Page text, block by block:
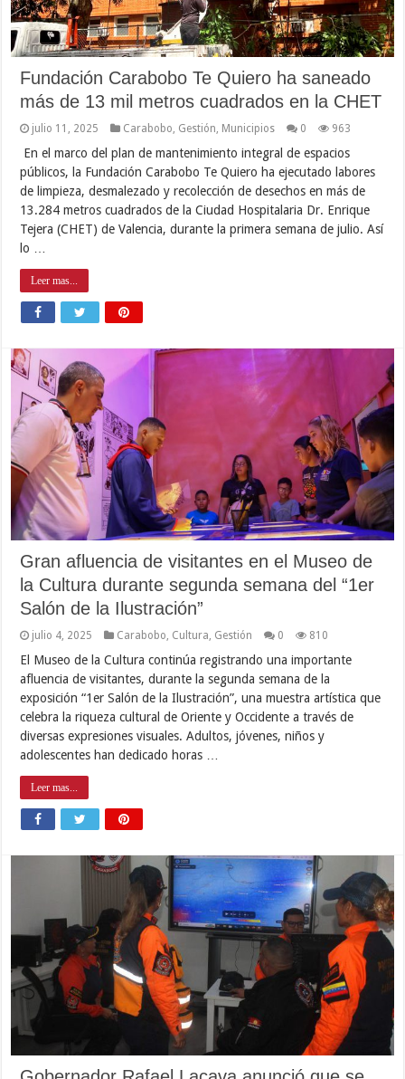
Fundación Carabobo Te Quiero ha saneado
más de 13 mil metros cuadrados en la CHET
julio 11, 2025 Carabobo Gestión Municipios 0 963
En el marco del plan de mantenimiento integral de espacios
públicos, la Fundación Carabobo Te Quiero ha ejecutado labores
de limpieza, desmalezado y recolección de desechos en más de
13.284 metros cuadrados de la Ciudad Hospitalaria Dr. Enrique
Tejera (CHET) de Valencia, durante la primera semana de julio. Así
lo …
Leer mas...
Gran afluencia de visitantes en el Museo de
la Cultura durante segunda semana del “1er
Salón de la Ilustración”
julio 4, 2025 Carabobo Cultura Gestión 0 810
El Museo de la Cultura continúa registrando una importante
afluencia de visitantes, durante la segunda semana de la
exposición “1er Salón de la Ilustración”, una muestra artística que
celebra la riqueza cultural de Oriente y Occidente a través de
diversas expresiones visuales. Adultos, jóvenes, niños y
adolescentes han dedicado horas …
Leer mas...